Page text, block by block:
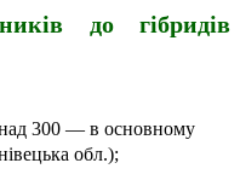
до гібридів
300 — в основному
обл.);